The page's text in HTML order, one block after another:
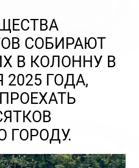
СОБИРАЮТ
В КОЛОННУ В
ГОДА,
ГОРОДУ.